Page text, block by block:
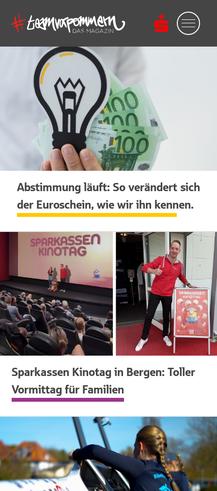
Abstimmung läuft: So verändert sich
der Euroschein, wie wir ihn kennen.
Sparkassen Kinotag in Bergen: Toller
Vormittag für Familien